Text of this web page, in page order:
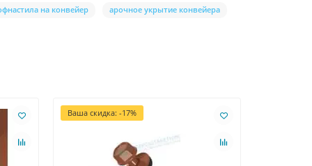
на конвейер арочное укрытие конвейера
Ваша скидка: -17%